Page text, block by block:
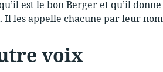
est le bon Berger et qu’il
Il les appelle chacune par leur
voix